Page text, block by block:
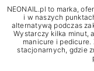
NEONAIL.pl to marka,
i w naszych
alternatywą podczas
Wystarczy kilka minut,
manicure i pedicure.
stacjonarnych, gdzie